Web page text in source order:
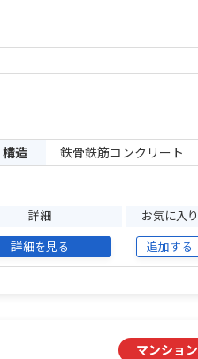
構造 鉄骨鉄筋コンクリート
詳細 お気に入り
詳細を見る 追加する
マンション